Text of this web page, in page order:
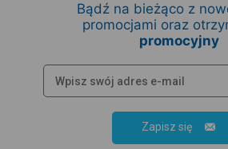
Bądź na bieżąco z
promocjami oraz
promocyjny
Zapisz się